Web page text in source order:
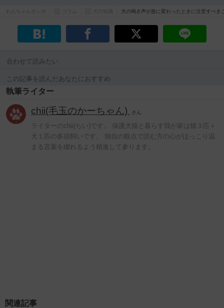
犬の鳴き声が急に変わったときに注意すべき
合わせて読みたい
この記事を読んだあなたにおすすめ
執筆ライター
chii(毛玉のかーちゃん) さん
ライターのchii(ちい)です。 保護犬猫と暮らす我が家は猫３匹＋
犬１匹の多頭飼いです。 独自の観点で読む方の心がほっこり温
まる言葉を綴れるよう精進して参ります。
関連記事